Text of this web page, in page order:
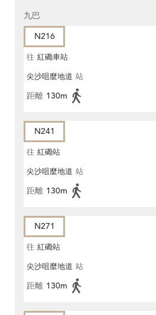
九巴
N216
往 紅磡車站
尖沙咀麼地道 站
距離 130m
N241
往 紅磡站
尖沙咀麼地道 站
距離 130m
N271
往 紅磡站
尖沙咀麼地道 站
距離 130m